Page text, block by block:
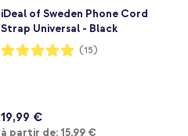
iDeal of Sweden Phone Cord
Strap Universal - Black
Notation:
100%
(15)
19,99 €
à partir de: À partir de
15,99 €